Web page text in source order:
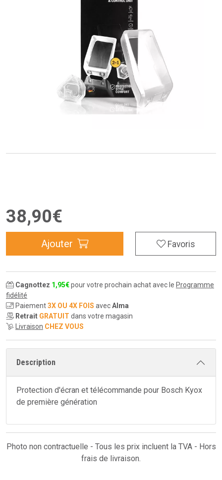
38,90€
Ajouter Favoris
Cagnottez 1,95€pour votre prochain achat avec le Programme
fidélité
Paiement3X OU 4X FOIS avecAlma
Retrait GRATUIT dans votre magasin
Livraison CHEZ VOUS
Description
Protection d'écran et télécommande pour Bosch Kyox
de première génération
Photo non contractuelle - Tous les prix incluent la TVA - Hors
frais de livraison.